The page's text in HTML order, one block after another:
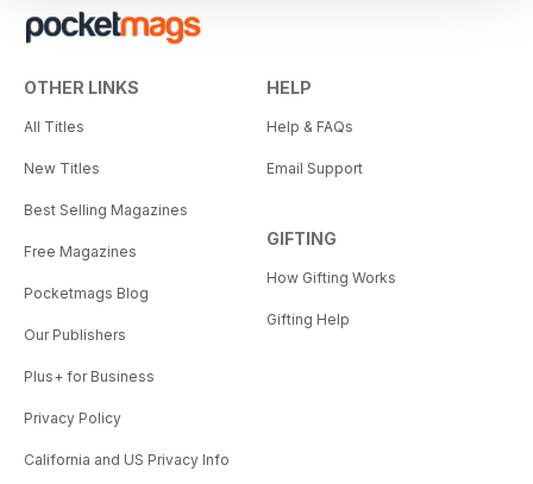
OTHER LINKS
All Titles
New Titles
Best Selling Magazines
Free Magazines
Pocketmags Blog
Our Publishers
Plus+ for Business
Privacy Policy
California and US Privacy Info
HELP
Help & FAQs
Email Support
GIFTING
How Gifting Works
Gifting Help